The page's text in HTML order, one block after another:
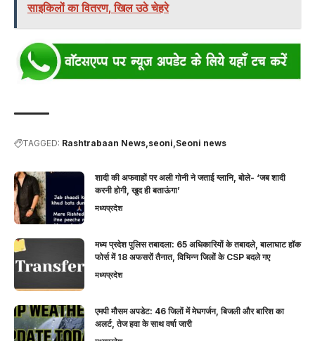
साइकिलों का वितरण, खिल उठे चेहरे
TAGGED: Rashtrabaan News seoni Seoni news
शादी की अफवाहों पर अली गोनी ने जताई ग्लानि, बोले- ‘जब शादी
करनी होगी, खुद ही बताऊंगा’
मध्यप्रदेश
मध्य प्रदेश पुलिस तबादला: 65 अधिकारियों के तबादले, बालाघाट हॉक
फोर्स में 18 अफसरों तैनात, विभिन्न जिलों के CSP बदले गए
मध्यप्रदेश
एमपी मौसम अपडेट: 46 जिलों में मेघगर्जन, बिजली और बारिश का
अलर्ट, तेज हवा के साथ वर्षा जारी